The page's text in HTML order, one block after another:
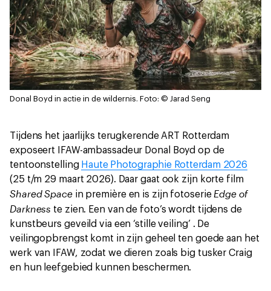
Donal Boyd in actie in de wildernis. Foto: © Jarad Seng
Tijdens het jaarlijks terugkerende ART Rotterdam
exposeert IFAW-ambassadeur Donal Boyd op de
tentoonstelling Haute Photographie Rotterdam 2026
(25 t/m 29 maart 2026). Daar gaat ook zijn korte film
Shared Spacein première en is zijn fotoserie Edge of
Darkness te zien. Een van de foto’s wordt tijdens de
kunstbeurs geveild via een ‘stille veiling’ . De
veilingopbrengst komt in zijn geheel ten goede aan het
werk van IFAW, zodat we dieren zoals big tusker Craig
en hun leefgebied kunnen beschermen.